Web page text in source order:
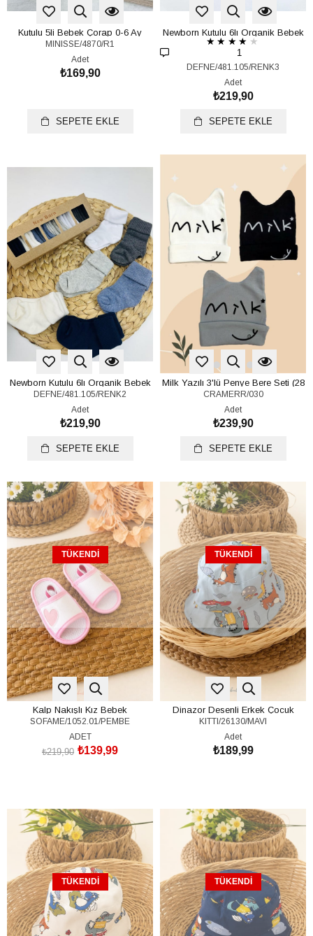
Kutulu 5li Bebek Çorap 0-6 Ay
(Ürün Videosu Açıklamada)
MINISSE/4870/R1
Adet
₺169,90
SEPETE EKLE
Newborn Kutulu 6lı Organik Bebek
Çorap 0-6 Ay
★ ★ ★ ★ ★
1
DEFNE/481.105/RENK3
Adet
₺219,90
SEPETE EKLE
Newborn Kutulu 6lı Organik Bebek
Çorap 0-6 Ay
DEFNE/481.105/RENK2
Adet
₺219,90
SEPETE EKLE
Milk Yazılı 3'lü Penye Bere Seti (28
Cm)
CRAMERR/030
Adet
₺239,90
SEPETE EKLE
TÜKENDI
Kalp Nakışlı Kız Bebek
Sandalet (17-18-19 Numara)
SOFAME/1052.01/PEMBE
ADET
₺139,99
₺219,90
TÜKENDI
Dinazor Desenli Erkek Çocuk
Balıkçı Şapka (1-4 Yaş)
KITTI/26130/MAVI
Adet
₺189,99
TÜKENDI TÜKENDI